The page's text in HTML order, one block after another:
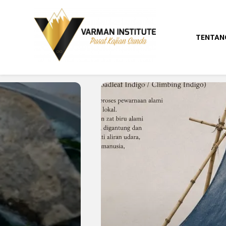
Varman
Pusat Kajian Sunda